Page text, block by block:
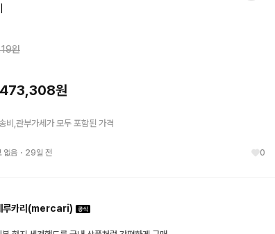
원
473,308원
비,관부가세가 모두 포함된 가격
없음 ・ 29일 전 0
루카리(mercari)